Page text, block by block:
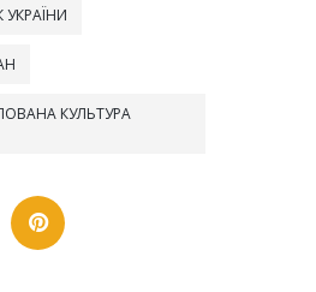
УКРАЇНИ
КУЛЬТУРА